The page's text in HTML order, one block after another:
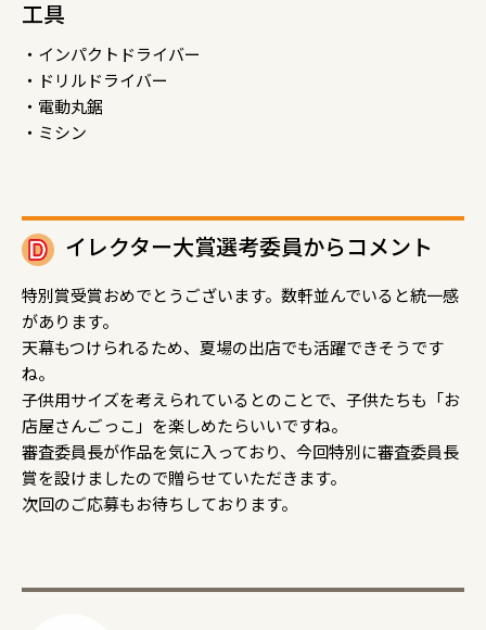
工具
・インパクトドライバー
・ドリルドライバー
・電動丸鋸
・ミシン
イレクター大賞選考委員からコメント
特別賞受賞おめでとうございます。数軒並んでいると統一感
があります。
天幕もつけられるため、夏場の出店でも活躍できそうです
ね。
子供用サイズを考えられているとのことで、子供たちも「お
店屋さんごっこ」を楽しめたらいいですね。
審査委員長が作品を気に入っており、今回特別に審査委員長
賞を設けましたので贈らせていただきます。
次回のご応募もお待ちしております。